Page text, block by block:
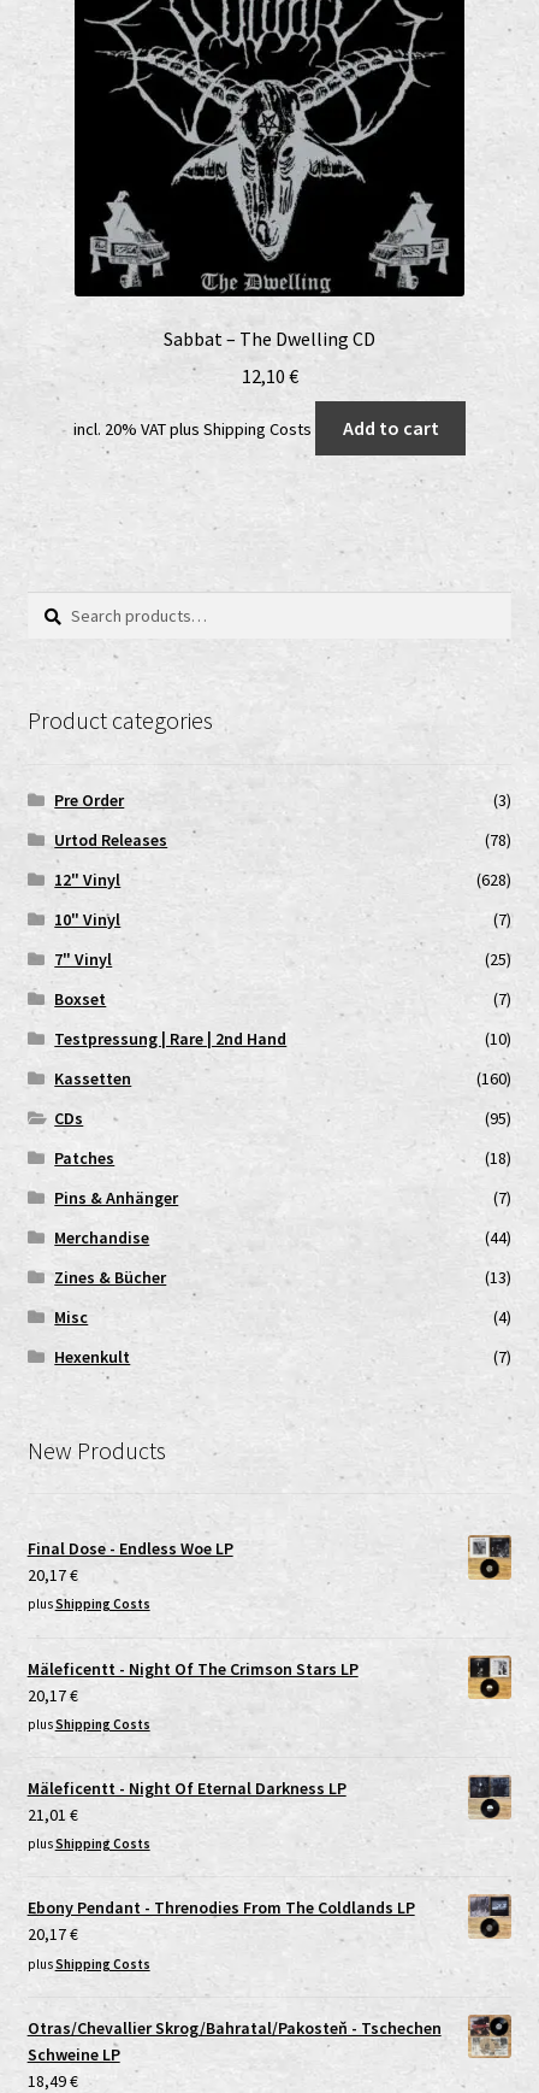
Sabbat – The Dwelling CD
12,10 €
incl. 20% VATplus Shipping Costs Add to cart
Search
Search
Product categories
Pre Order
(3)
Urtod Releases
(78)
12" Vinyl
(628)
10" Vinyl
(7)
7" Vinyl
(25)
Boxset
(7)
Testpressung | Rare | 2nd Hand
(10)
Kassetten
(160)
CDs
(95)
Patches
(18)
Pins & Anhänger
(7)
Merchandise
(44)
Zines & Bücher
(13)
Misc
(4)
Hexenkult
(7)
New Products
Final Dose - Endless Woe LP
20,17€
plusShipping Costs
Mäleficentt - Night Of The Crimson Stars LP
20,17€
plusShipping Costs
Mäleficentt - Night Of Eternal Darkness LP
21,01€
plusShipping Costs
Ebony Pendant - Threnodies From The Coldlands LP
20,17€
plusShipping Costs
Otras/Chevallier Skrog/Bahratal/Pakosteň - Tschechen
Schweine LP
18,49€